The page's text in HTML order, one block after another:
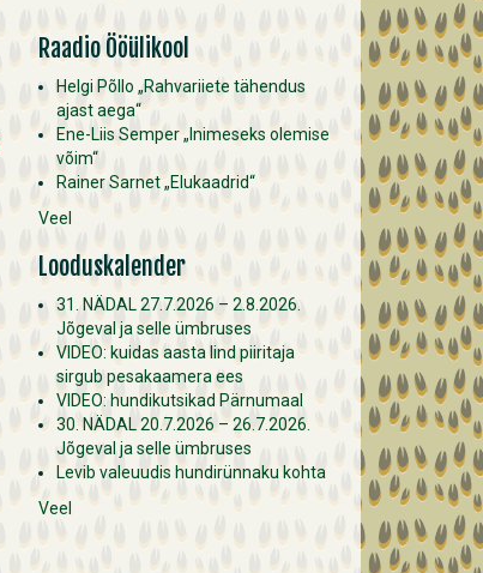
Raadio Ööülikool
Helgi Põllo „Rahvariiete tähendus
ajast aega“
Ene-Liis Semper „Inimeseks olemise
võim“
Rainer Sarnet „Elukaadrid“
Veel
Looduskalender
31. NÄDAL 27.7.2026 – 2.8.2026.
Jõgeval ja selle ümbruses
VIDEO: kuidas aasta lind piiritaja
sirgub pesakaamera ees
VIDEO: hundikutsikad Pärnumaal
30. NÄDAL 20.7.2026 – 26.7.2026.
Jõgeval ja selle ümbruses
Levib valeuudis hundirünnaku kohta
Veel